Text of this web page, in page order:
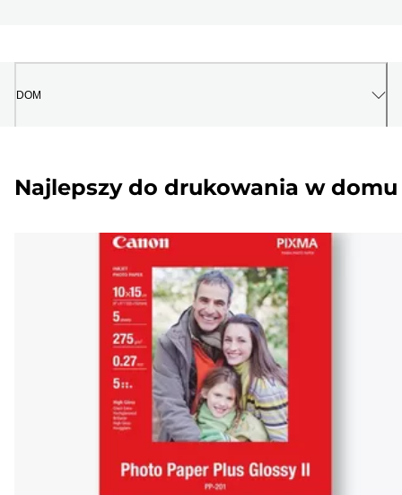
DOM
Najlepszy do drukowania w domu